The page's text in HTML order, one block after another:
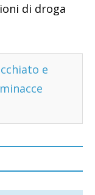
di droga
e